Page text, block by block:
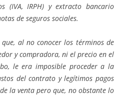
(IVA, IRPH) y extracto bancario
de seguros sociales.
al no conocer los términos de
y compradora, ni el precio en el
le era imposible proceder a la
del contrato y legítimos pagos
la venta pero que, no obstante lo